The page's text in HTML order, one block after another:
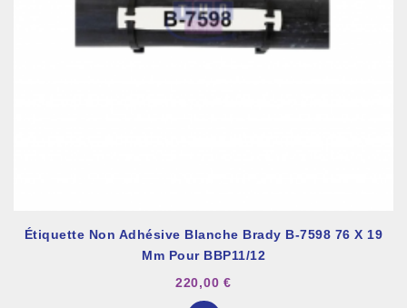
Étiquette Non Adhésive Blanche Brady B-7598 76 X 19
Mm Pour BBP11/12
220,00 €